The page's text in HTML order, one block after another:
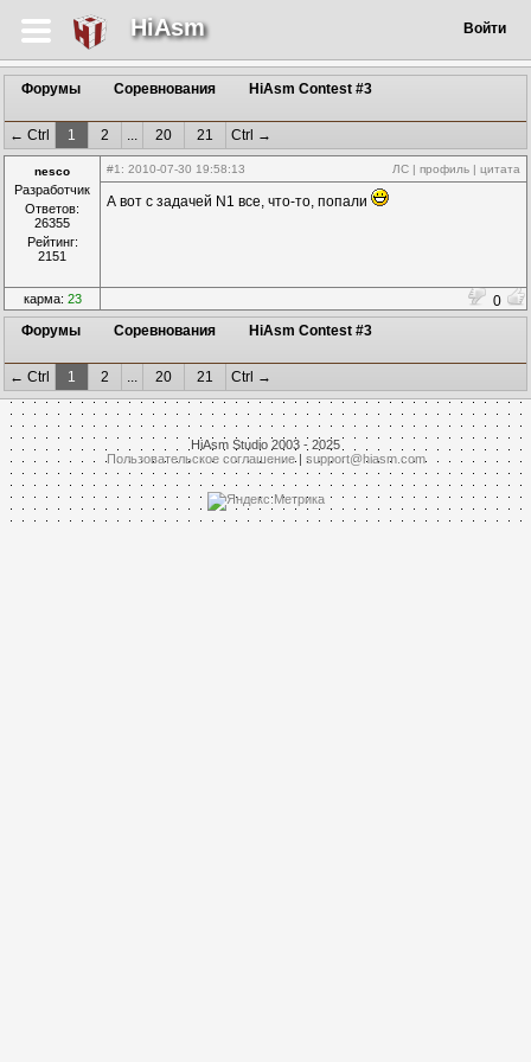
HiAsm Войти
Форумы Соревнования HiAsm Contest #3
← Ctrl 1 2 ... 20 21 Ctrl →
nesco
Разработчик
Ответов:
26355
Рейтинг:
2151
#1 : 2010-07-30 19:58:13 ЛС | профиль | цитата
А вот с задачей N1 все, что-то, попали
карма: 23
0
Форумы
Соревнования HiAsm Contest #3
← Ctrl 1 2 ... 20 21 Ctrl →
HiAsm Studio 2003 - 2025
Пользовательское соглашение| support@hiasm.com